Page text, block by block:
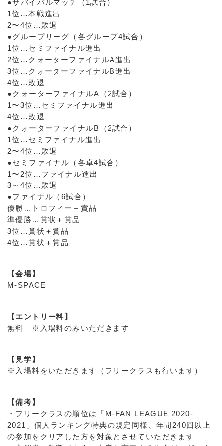
●サバイバルマッチ（1試合）
1位…本戦進出
2〜4位…敗退
●グループリーグ（各グループ4試合）
1位…セミファイナル進出
2位…クォーターファイナルA進出
3位…クォーターファイナルB進出
4位…敗退
●クォーターファイナルA（2試合）
1〜3位…セミファイナル進出
4位…敗退
●クォーターファイナルB（2試合）
1位…セミファイナル進出
2〜4位…敗退
●セミファイナル（各卓4試合）
1〜2位…ファイナル進出
3～4位…敗退
●ファイナル（6試合）
優勝…トロフィー＋賞品
準優勝…賞状＋賞品
3位…賞状＋賞品
4位…賞状＋賞品
【会場】
M-SPACE
【エントリー料】
無料 ※入場料のみいただきます
【見学】
※入場料をいただきます（フリークラスも行います）
【備考】
・フリークラスの順位は「M-FAN LEAGUE 2020-
2021」個人ランキング特典の規定同様、年間240回以上
の参加をクリアした方を対象とさせていただきます